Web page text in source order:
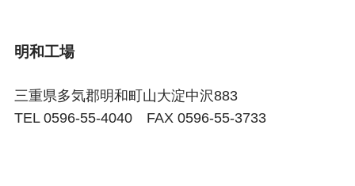
明和工場
三重県多気郡明和町山大淀中沢883
TEL 0596-55-4040 FAX 0596-55-3733